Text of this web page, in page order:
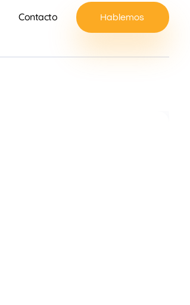
Contacto Hablemos